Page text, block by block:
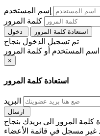
إسم المستخدم
كلمة المرور
استعادة كلمة المرور
تم تسجيل الدخول بنجاح
×
استعادة كلمة المرور
البريد
غير مسجل في قائمة الأعضاء